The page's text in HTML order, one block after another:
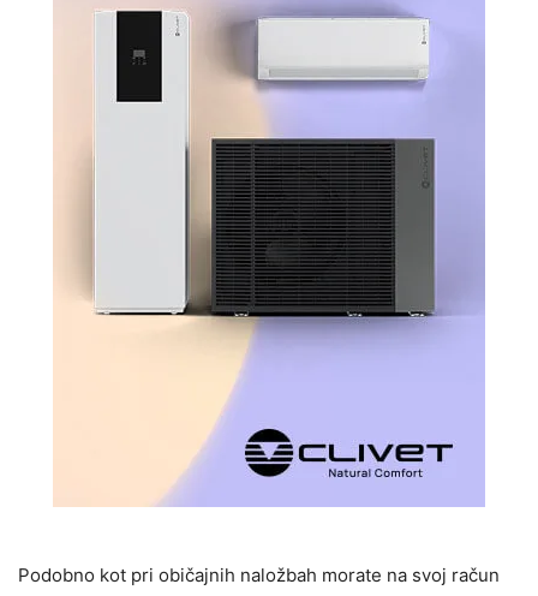
Podobno kot pri običajnih naložbah morate na svoj račun